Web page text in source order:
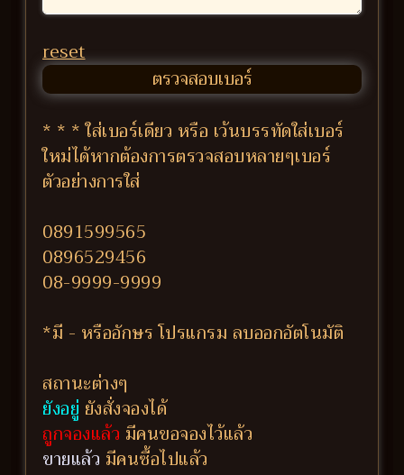
reset
* * * ใส่เบอร์เดียว หรือ เว้นบรรทัดใส่เบอร์
ใหม่ได้หากต้องการตรวจสอบหลายๆเบอร์
ตัวอย่างการใส่
0891599565
0896529456
08-9999-9999
*มี - หรืออักษร โปรแกรม ลบออกอัตโนมัติ
สถานะต่างๆ
ยังอยู่ ยังสั่งจองได้
ถูกจองแล้ว มีคนขอจองไว้แล้ว
ขายแล้ว มีคนซื้อไปแล้ว